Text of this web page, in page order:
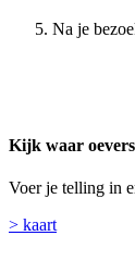
Na je
Kijk waar
Voer je telling in
> kaart